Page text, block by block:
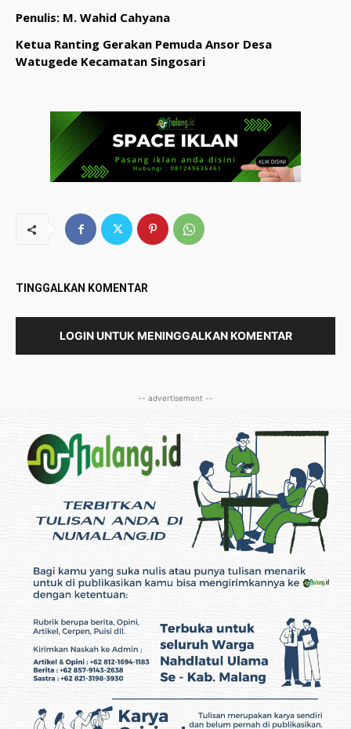
Penulis: M. Wahid Cahyana
Ketua Ranting Gerakan Pemuda Ansor Desa
Watugede Kecamatan Singosari
TINGGALKAN KOMENTAR
LOGIN UNTUK MENINGGALKAN KOMENTAR
-- advertisement --